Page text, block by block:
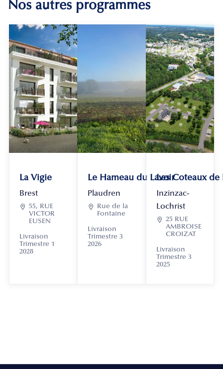
Nos autres programmes
La Vigie
Brest
 55, RUE
VICTOR
EUSEN
Livraison
Trimestre 1
2028
Le Hameau du Lavoir
Plaudren

Rue de la
Fontaine
Livraison
Trimestre 3
2026
Les Coteaux
Inzinzac-
Lochrist
 25 RUE
AMBROISE
CROIZAT
Livraison
Trimestre 3
2025